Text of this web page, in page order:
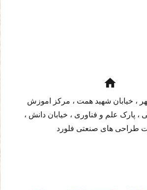
home
، خیابان شهید همت ، مرکز اموزش
، پارک علم و فناوری ، خیابان دانش ،
طراحی های صنعتی فلورد